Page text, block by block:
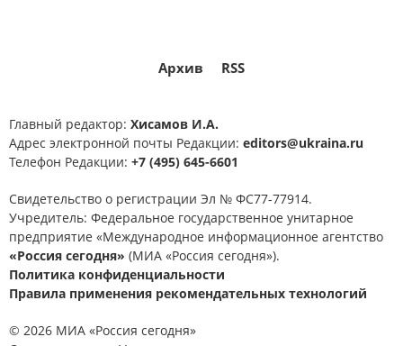
Архив RSS
Главный редактор: Хисамов И.А.
Адрес электронной почты Редакции: editors@ukraina.ru
Телефон Редакции: +7 (495) 645-6601
Свидетельство о регистрации Эл № ФС77-77914.
Учредитель: Федеральное государственное унитарное
предприятие «Международное информационное агентство
«Россия сегодня» (МИА «Россия сегодня»).
Политика конфиденциальности
Правила применения рекомендательных технологий
© 2026 МИА «Россия сегодня»